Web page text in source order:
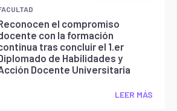
el compromiso
con la formación
tras concluir el 1.er
de Habilidades y
Docente Universitaria
LEER MÁS